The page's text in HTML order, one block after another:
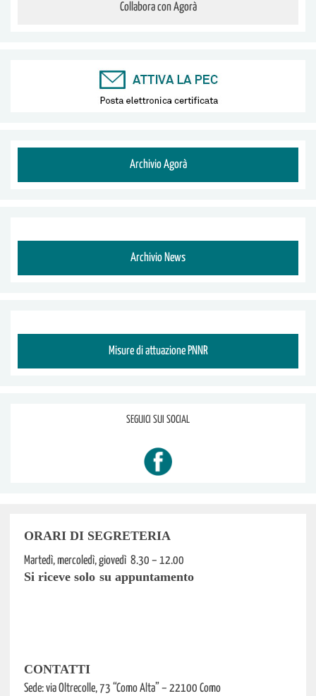
Collabora con Agorà
Archivio Agorà
Archivio News
Misure di attuazione PNNR
SEGUICI SUI SOCIAL
ORARI DI SEGRETERIA
Martedì, mercoledì, giovedì 8.30 – 12.00
Si riceve solo su appuntamento
CONTATTI
Sede: via Oltrecolle, 73 “Como Alta” – 22100 Como